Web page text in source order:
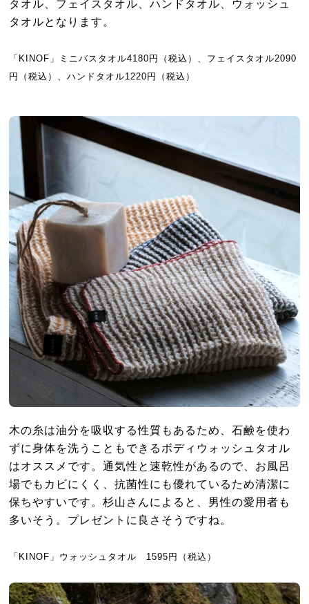
タオル、フェイスタオル、ハンドタオル、ウォッシュ
タオルとなります。
「KINOF」ミニバスタオル4180円（税込）、フェイスタオル2090
円（税込）、ハンドタオル1220円（税込）
木の糸は油分を吸収する性質もあるため、石鹸を使わ
ずに身体を洗うこともできるボディウォッシュタオル
はオススメです。通気性と速乾性があるので、お風呂
場でもカビにくく、抗菌性にも優れているため清潔に
保ちやすいです。杉山さんによると、男性の愛用者も
多いそう。プレゼントに良さそうですね。
「KINOF」ウォッシュタオル 1595円（税込）